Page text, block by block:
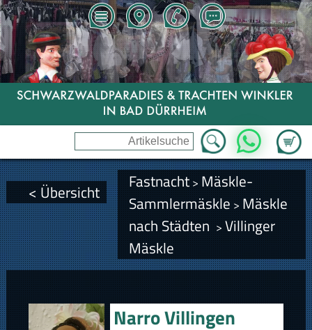
Zum
WhatsApp
< Übersicht Fastnacht> Mäskle-
Sammlermäskle > Mäskle
nach Städten > Villinger
Mäskle
Narro Villingen